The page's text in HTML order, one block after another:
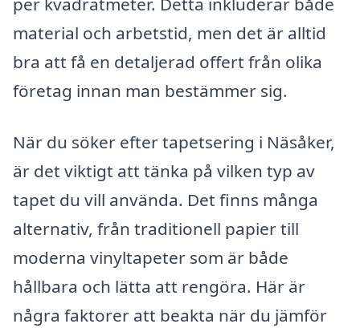
material och arbetstid, men det är alltid
bra att få en detaljerad offert från olika
företag innan man bestämmer sig.
När du söker efter tapetsering i Näsåker,
är det viktigt att tänka på vilken typ av
tapet du vill använda. Det finns många
alternativ, från traditionell papier till
moderna vinyltapeter som är både
hållbara och lätta att rengöra. Här är
några faktorer att beakta när du jämför